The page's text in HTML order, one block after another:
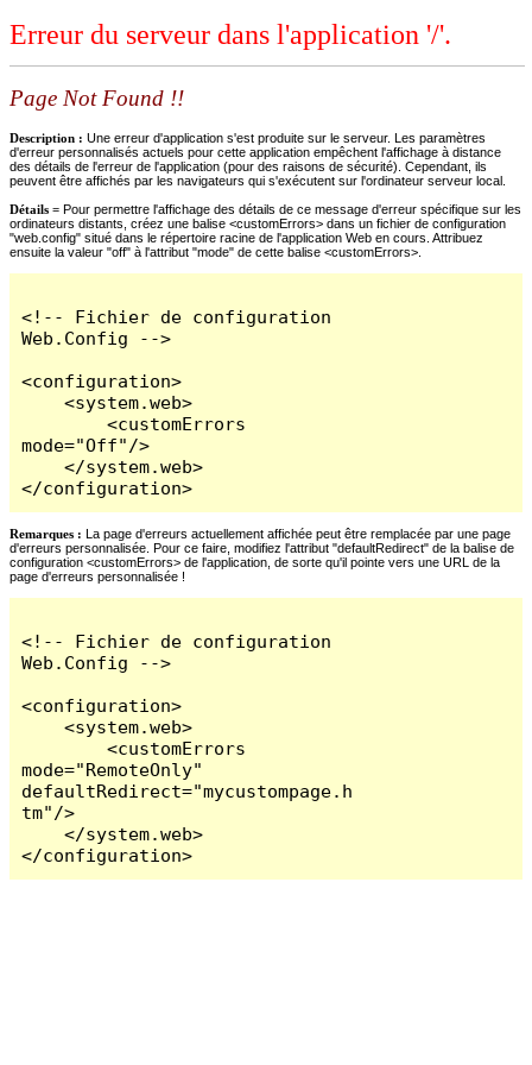
Erreur du serveur dans l'application '/'.
Page Not Found !!
Description : Une erreur d'application s'est produite sur le serveur. Les paramètres
d'erreur personnalisés actuels pour cette application empêchent l'affichage à distance
des détails de l'erreur de l'application (pour des raisons de sécurité). Cependant, ils
peuvent être affichés par les navigateurs qui s'exécutent sur l'ordinateur serveur local.
Détails = Pour permettre l'affichage des détails de ce message d'erreur spécifique sur les
ordinateurs distants, créez une balise <customErrors> dans un fichier de configuration
"web.config" situé dans le répertoire racine de l'application Web en cours. Attribuez
ensuite la valeur "off" à l'attribut "mode" de cette balise <customErrors>.
<!-- Fichier de configuration
Web.Config -->
<configuration>
    <system.web>
        <customErrors
mode="Off"/>
    </system.web>
</configuration>
Remarques : La page d'erreurs actuellement affichée peut être remplacée par une page
d'erreurs personnalisée. Pour ce faire, modifiez l'attribut "defaultRedirect" de la balise de
configuration <customErrors> de l'application, de sorte qu'il pointe vers une URL de la
page d'erreurs personnalisée !
<!-- Fichier de configuration
Web.Config -->
<configuration>
    <system.web>
        <customErrors
mode="RemoteOnly"
defaultRedirect="mycustompage.h
tm"/>
    </system.web>
</configuration>